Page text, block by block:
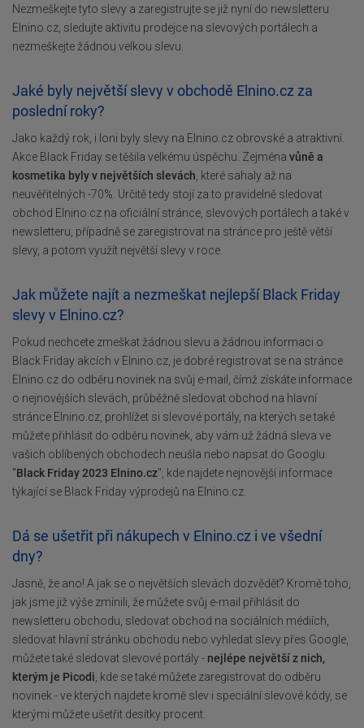
Nezmeškejte tyto slevy a zaregistrujte se již nyní do newsletteru
Elnino.cz, sledujte aktivitu prodejce na slevových portálech a
nezmeškejte žádnou velkou slevu.
Jaké byly největší slevy v obchodě Elnino.cz za
poslední roky?
Jako každý rok, i loni byly slevy na Elnino.cz obrovské a atraktivní.
Akce Black Friday se těšila velkému úspěchu. Zejména vůně a
kosmetika byly v největších slevách , které sahaly až na
neuvěřitelných -70%. Určitě tedy stojí za to pravidelně sledovat
obchod Elnino.cz na oficiální stránce, slevových portálech a také v
newsletteru, případně se zaregistrovat na stránce pro ještě větší
slevy, a potom využít největší slevy v roce.
Jak můžete najít a nezmeškat nejlepší Black Friday
slevy v Elnino.cz?
Pokud nechcete zmeškat žádnou slevu a žádnou informaci o
Black Friday akcích v Elnino.cz, je dobré registrovat se na stránce
Elnino.cz do odběru novinek na svůj e-mail, čímž získáte informace
o nejnovějších slevách, průběžně sledovat obchod na hlavní
stránce Elnino.cz, prohlížet si slevové portály, na kterých se také
můžete přihlásit do odběru novinek, aby vám už žádná sleva ve
vašich oblíbených obchodech neušla nebo napsat do Googlu
"Black Friday 2023 Elnino.cz", kde najdete nejnovější informace
týkající se Black Friday výprodejů na Elnino.cz.
Dá se ušetřit při nákupech v Elnino.cz i ve všední
dny?
Jasně, že ano! A jak se o největších slevách dozvědět? Kromě toho,
jak jsme již výše zmínili, že můžete svůj e-mail přihlásit do
newsletteru obchodu, sledovat obchod na sociálních médiích,
sledovat hlavní stránku obchodu nebo vyhledat slevy přes Google,
můžete také sledovat slevové portály - nejlépe největší z nich,
kterým je Picodi , kde se také můžete zaregistrovat do odběru
novinek - ve kterých najdete kromě slev i speciální slevové kódy, se
kterými můžete ušetřit desítky procent.